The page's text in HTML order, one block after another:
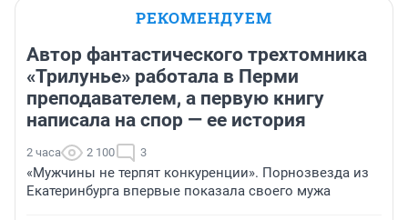
РЕКОМЕНДУЕМ
Автор фантастического трехтомника
«Трилунье» работала в Перми
преподавателем, а первую книгу
написала на спор — ее история
2 часа 2 100 3
«Мужчины не терпят конкуренции». Порнозвезда из
Екатеринбурга впервые показала своего мужа